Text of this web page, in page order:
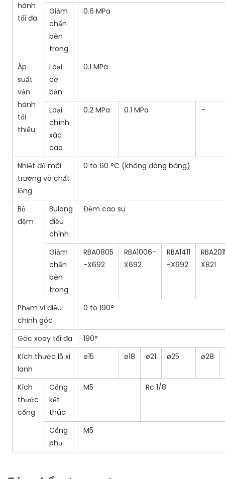
hành
tối đa
Giảm
chấn
bên
trong
0.6 MPa
Áp
suất
vận
hành
tối
thiểu
Loại
cơ
bản
0.1 MPa
Loại
chính
xác
cao
0.2 MPa 0.1 MPa –
Nhiệt độ môi
trường và chất
lỏng
0 to 60 °C (không đóng băng)
Bộ
đệm
Bulong
điều
chỉnh
Đệm cao su
Giảm
chấn
bên
trong
RBA0805
-X692
RBA1006-
X692
RBA1411
-X692
X821
Phạm vi điều
chỉnh góc
0 to 190°
Góc xoay tối đa
190°
Kích thước lỗ xi
lanh
ø15 ø18 ø21 ø25 ø28
Kích
thước
cổng
Cổng
kết
thúc
M5 Rc 1/8
Cổng
phụ
M5